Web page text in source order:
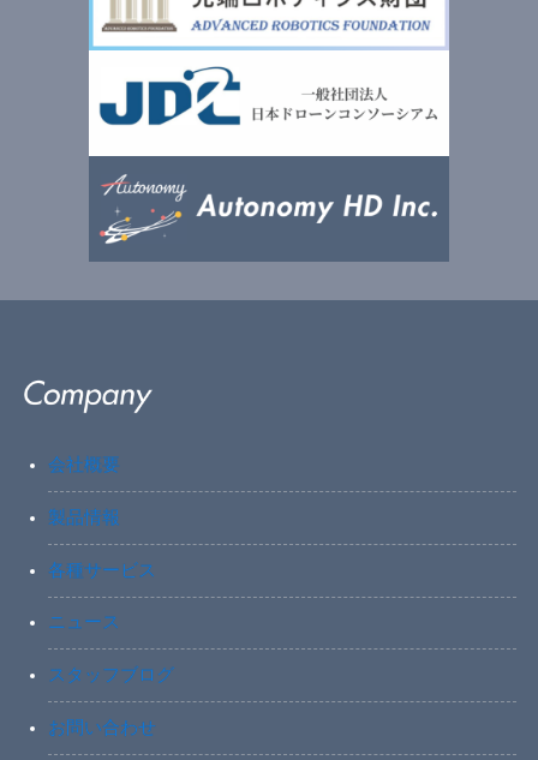
会社概要
製品情報
各種サービス
ニュース
スタッフブログ
お問い合わせ